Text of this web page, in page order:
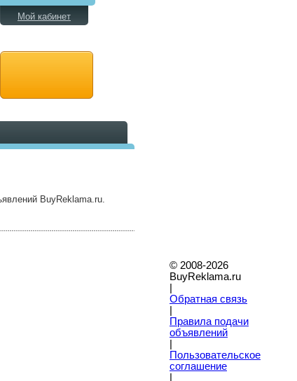
Мой кабинет
BuyReklama.ru.
© 2008-2026
BuyReklama.ru
Обратная связь
Правила подачи
объявлений
Пoльзовательское
соглашение